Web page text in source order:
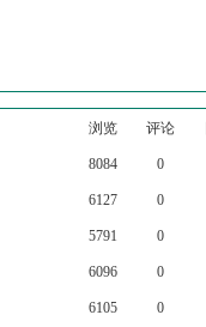
浏览 评论
8084 0
6127 0
5791 0
6096 0
6105 0